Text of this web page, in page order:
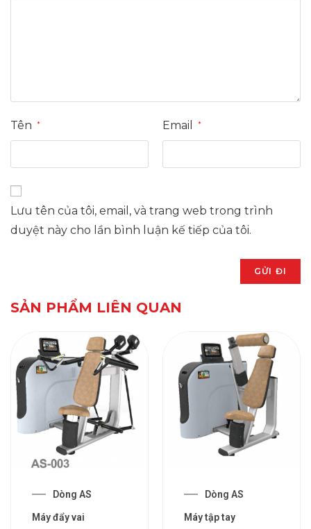
Tên * Email *
Lưu tên của tôi, email, và trang web trong trình
duyệt này cho lần bình luận kế tiếp của tôi.
SẢN PHẨM LIÊN QUAN
Dòng AS
Máy đẩy vai
Dòng AS
Máy tập tay